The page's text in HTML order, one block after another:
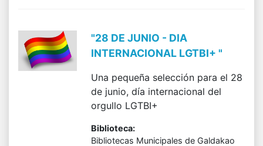
"28 DE JUNIO - DIA
INTERNACIONAL LGTBI+ "
Una pequeña selección para el 28
de junio, día internacional del
orgullo LGTBI+
Biblioteca:
Bibliotecas Municipales de Galdakao